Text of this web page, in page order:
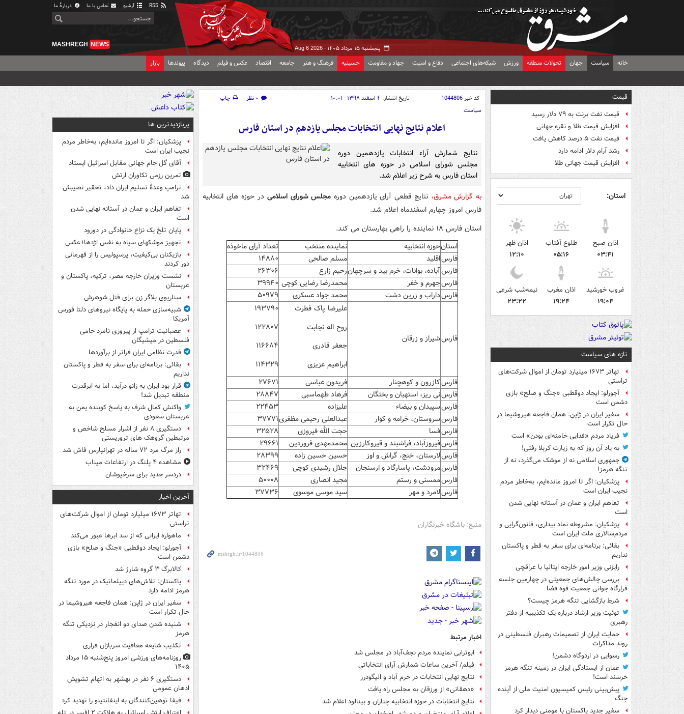
آرشیو تماس با ما دربارهٔ ما
پنجشنبه ۱۵ مرداد ۱۴۰۵ - Aug 6 2026
MASHREGH NEWS
خانه سیاست جهان تحولات منطقه ورزش شبکه‌های اجتماعی دفاع و امنیت جهاد و مقاومت حسینیه فرهنگ و هنر جامعه اقتصاد عکس و فیلم دیدگاه پیوندها بازار
قیمت
قیمت نفت برنت به ۷۹ دلار رسید
افزایش قیمت طلا و نقره جهانی
قیمت نفت ۵ درصد کاهش یافت
رشد آرام دلار ادامه دارد
افزایش قیمت جهانی طلا
استان:
اذان صبح
۰۳:۴۱
طلوع آفتاب
۰۵:۱۶
اذان ظهر
۱۲:۱۰
غروب خورشید
۱۹:۰۴
اذان مغرب
۱۹:۲۴
نیمه‌شب شرعی
۲۳:۲۲
تازه های سیاست
تهاتر ۱۶۷۳ میلیارد تومان از اموال شرکت‌های
تراستی
آجورلو: ایجاد دوقطبی «جنگ و صلح‌» بازی
دشمن است
سفیر ایران در ژاپن: همان فاجعه هیروشیما در
حال تکرار است
فریاد مردم «فدایی خامنه‌ای بودن» است
به یاد آن روز که به زیارت کربلا رفتی!
جمهوری اسلامی نه از موشک می‌گذرد، نه از
تنگه هرمز!
پزشکیان: اگر تا امروز مانده‌ایم، به‌خاطر مردم
نجیب ایران است
تفاهم ایران و عمان در آستانه نهایی شدن
است
پزشکیان: مشروطه نماد بیداری، قانون‌گرایی و
مردم‌سالاری ملت ایران است
بقائی: برنامه‌ای برای سفر به قطر و پاکستان
نداریم
رایزنی وزیر امور خارجه ایتالیا با عراقچی
بررسی چالش‌های جمعیتی در چهارمین جلسه
قرارگاه جوانی جمعیت قوه قضا
شرط بازگشایی تنگه هرمز چیست؟
توئیت وزیر ارشاد درباره یک تکذیبیه از دفتر
رهبری
حمایت ایران از تصمیمات رهبران فلسطینی در
روند مذاکرات
رسوایی در اردوگاه دشمن!
عمان از ایستادگی ایران در زمینه تنگه هرمز
خرسند است!
پیش‌بینی رئیس کمیسیون امنیت ملی از آینده
جنگ
سفیر جدید پاکستان با مومنی دیدار کرد
کد خبر1044806 تاریخ انتشار: ۴ اسفند ۱۳۹۸ - ۱۰:۰۱ ۰ نظر
چاپ
سیاست
اعلام نتایج نهایی انتخابات مجلس یازدهم در استان فارس
نتایج شمارش آراء انتخابات یازدهمین دوره
مجلس شورای اسلامی در حوزه های انتخابیه
استان فارس به شرح زیر اعلام شد.
به گزارش مشرق، نتایج قطعی آرای یازدهمین دورهمجلس شورای اسلامی در حوزه های انتخابیه
فارس امروز چهارم اسفندماه اعلام شد.
استان فارس ۱۸ نماینده را راهی بهارستان می کند.
استانحوزه انتخابیه نماینده منتخب
تعداد آرای ماخوذه
فارساقلید مسلم صالحی
۱۴۸۸۰
فارسآباده، بوانات، خرم بید و سرچهانرحیم زارع
۲۶۳۰۶
فارسجهرم و خفر محمدرضا رضایی کوچی ۳۹۹۴۰
فارسداراب و زرین دشت محمد جواد عسکری ۵۰۹۷۹
فارسشیراز و زرقان
علیرضا پاک فطرت
روح اله نجابت
جعفر قادری
ابراهیم عزیزی
۱۹۳۷۹۰
۱۲۲۸۰۷
۱۱۶۶۸۴
۱۱۴۳۲۹
فارسکازرون و کوهچنار فریدون عباسی
۲۷۶۷۱
فارسنی ریز، استهبان و بختگان فرهاد طهماسبی
۲۸۸۴۷
فارسسپیدان و بیضاء علیزاده
۲۲۴۵۳
فارسسروستان، خرامه و کوار عبدالعلی رحیمی مظفری۳۷۷۷۱
فارسفسا حجت الله فیروزی
۳۲۵۲۸
فارسفیروزآباد، فراشبند و قیروکارزین محمدمهدی فروردین
۲۹۶۶۱
فارسلارستان، خنج، گراش و اوز حسین حسین زاده
۲۸۳۹۹
فارسمرودشت، پاسارگاد و ارسنجان جلال رشیدی کوچی
۳۲۴۶۹
فارسممسنی و رستم مجید انصاری
۵۰۰۰۸
فارسلامرد و مهر سید موسی موسوی ۳۷۷۳۶
منبع: باشگاه خبرنگاران
اخبار مرتبط
ابوترابی نماینده مردم نجف‌آباد در مجلس شد
فیلم/ آخرین ساعات شمارش آرای انتخاباتی
نتایج نهایی انتخابات در خرم آباد و الیگودرز
«دهقانی» از ورزقان به مجلس راه یافت
نتایج انتخابات در حوزه انتخابیه چناران و بینالود اعلام شد
پربازدیدترین ها
پزشکیان: اگر تا امروز مانده‌ایم، به‌خاطر مردم
نجیب ایران است
آقای گل جام جهانی مقابل اسرائیل ایستاد
تمرین رزمی تکاوران ارتش
ترامپ وعدۀ تسلیم ایران داد، تحقیر نصیبش
شد
تفاهم ایران و عمان در آستانه نهایی شدن
است
پایان تلخ یک نزاع خانوادگی در دورود
تجهیز موشکهای سپاه به نفس اژدها+عکس
بازیکنان بی‌کیفیت، پرسپولیس را از قهرمانی
دور کردند
نشست وزیران خارجه مصر، ترکیه، پاکستان و
عربستان
سناریوی بلاگر زن برای قتل شوهرش
شبیه‌سازی حمله به پایگاه نیروهای دلتا فورس
آمریکا
عصبانیت ترامپ از پیروزی نامزد حامی
فلسطین در میشیگان
قدرت نظامی ایران فراتر از برآوردها
بقائی: برنامه‌ای برای سفر به قطر و پاکستان
نداریم
قرار بود ایران به زانو درآید، اما به ابرقدرت
منطقه تبدیل شد!
واکنش کمال شرف به پاسخ کوبنده یمن به
عربستان سعودی
دستگیری ۸ نفر از اشرار مسلح شاخص و
مرتبطین گروهک های تروریستی
راز مرگ مرد ۷۲ ساله در تهرانپارس فاش شد
مشاهده ۴ پلنگ در ارتفاعات میناب
دردسر جدید برای سرخپوشان
آخرین اخبار
تهاتر ۱۶۷۳ میلیارد تومان از اموال شرکت‌های
تراستی
ماهواره ایرانی که از سد ابرها عبور می‌کند
آجورلو: ایجاد دوقطبی «جنگ و صلح‌» بازی
دشمن است
کالابرگ ۳ گروه شارژ شد
پاکستان: تلاش‌های دیپلماتیک در مورد تنگه
هرمز ادامه دارد
سفیر ایران در ژاپن: همان فاجعه هیروشیما در
حال تکرار است
شنیده شدن صدای دو انفجار در نزدیکی تنگه
هرمز
تکذیب شایعه معافیت سربازان فراری
روزنامه‌های ورزشی امروز پنج‌شنبه ۱۵ مرداد
۱۴۰۵
دستگیری ۶ نفر در بهشهر به اتهام تشویش
اذهان عمومی
فیفا توهین‌کنندگان به اینفانتینو را تهدید کرد